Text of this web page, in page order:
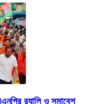
র‌্যালি ও সমাবেশ